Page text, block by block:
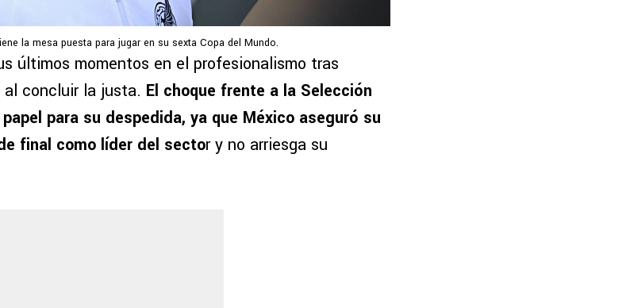
la mesa puesta para jugar en su sexta Copa del Mundo.
últimos momentos en el profesionalismo tras
concluir la justa. El choque frente a la Selección
para su despedida, ya que México aseguró su
final como líder del sector y no arriesga su